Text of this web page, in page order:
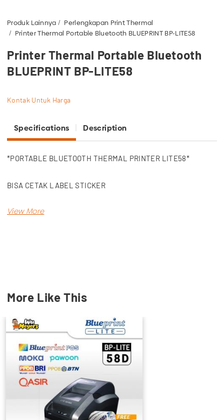
Produk Lainnya
Perlengkapan Print Thermal
Printer Thermal Portable Bluetooth BLUEPRINT BP-LITE58
Printer Thermal Portable Bluetooth
BLUEPRINT BP-LITE58
Kontak Untuk Harga
Specifications Description
*PORTABLE BLUETOOTH THERMAL PRINTER LITE58*
BISA CETAK LABEL STICKER
- RPP02N via bluetooth dengan memasukkan password 0000
Moka
Kudo
Toko Kasir Portable
Mesin kasir
Hellobill
Restoku
IReap POS Lite
Brilink
Struk Bensin
More Like This